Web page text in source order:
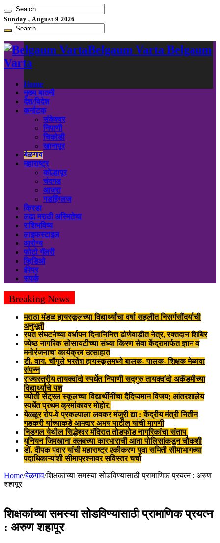
Sunday , August 9 2026
Belgaum Varta Belgaum
Varta
Home
मुख्य बातमी
देश/विदेश
कर्नाटक
संकेश्वर
निपाणी
चिकोडी
खानापूर
बेळगाव
महाराष्ट्र
कोल्हापूर
चंदगड
आजरा
गडहिंग्लज
क्रिडा
लढा मराठी अस्मितेचा
राशिभविष्य
लाइफस्टाइल
आरोग्य
फोटो गॅलरी
व्हिडिओ
ईपेपर
संपर्क
Breaking News
मराठा मंडळ हायस्कूलच्या विद्यार्थ्यांचा वर्षा सहलीत निसर्गसौंदर्याची
अनुभूती
रयत संघटनेच्या वर्धापन दिनानिमित्त ढोणेवाडीत नेत्र, रक्तदान शिबिर
ज्येष्ठ नागरिक सोसायटीच्या संध्या किरण सेवा केंद्रामार्फत ज्ञान व
मनोरंजनाचा कार्यक्रम उत्साहात
डी. वाय. चौगुले भरतेश हायस्कूलमध्ये बालक- पालक- शिक्षक मेळावा
संपन्न
राज्यस्तरीय तायक्वांदो स्पर्धेत निपाणी सद्गुरु तायक्वांदो अकॅडमीच्या
विद्यार्थ्यांचे यश
ज्योती सेंट्रल स्कूलच्या विद्यार्थीनींचा दैदिप्यमान विजय; आंतरशालेय
स्पर्धेत प्रथम क्रमांकावर मोहोर!
येळ्ळूर रोप-वे प्रकल्पाला लवकर मंजुरी द्या : केंद्रीय मंत्री नितीन
गडकरी यांच्याकडे आमदार अभय पाटील यांची मागणी
निडगल येथील सिद्धेश्वर मंदिरात तोडफोड नागरिकांचा संताप
युनियन जिमखाना क्लबच्या कारभाराची आता पोलिसांकडून चौकशी
डॉ. दीपक पवार यांची महाराष्ट्र एकीकरण युवा समिती सीमाभागच्या
पदाधिकाऱ्यांशी सीमाप्रश्नावर सविस्तर चर्चा
Home/बेळगाव/शिक्षकांच्या समस्या सोडविण्यासाठी प्रामाणिक प्रयत्न : अरुण
शहापूर
शिक्षकांच्या समस्या सोडविण्यासाठी प्रामाणिक प्रयत्न
: अरुण शहापूर